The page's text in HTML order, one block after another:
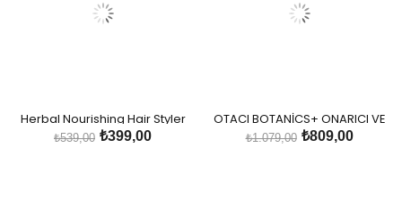
Herbal Nourishing Hair Styler
Medium-Hard
₺399,00
₺539,00
OTACI BOTANİCS+ ONARICI VE
GÜÇLENDİRİCİ BİTKİSEL SAÇ
₺809,00
₺1.079,00